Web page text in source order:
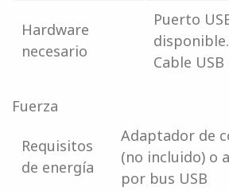
Hardware
necesario
Puerto
disponible.
Cable
Fuerza
Requisitos
de energía
Adaptador de
(no incluido) o
por bus USB